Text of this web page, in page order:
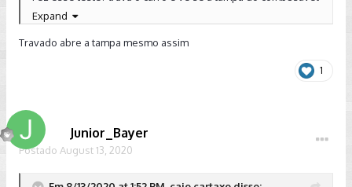
vai travar também.
Expand
Travado abre a tampa mesmo assim
1
Junior_Bayer
Postado August 13, 2020